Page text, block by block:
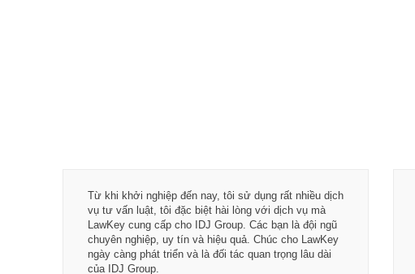
Tôi rất hài lòng về chất lượng dịch vụ tại LawKey -
Chìa khóa pháp luật. Các bạn là đội ngũ luật sư,
chuyên gia kế toán và tư vấn viên nhiệt thành, đầy bản
lĩnh với nghề nghiệp. Chúc các bạn phát đạt hơn nữa
trong tương lai.